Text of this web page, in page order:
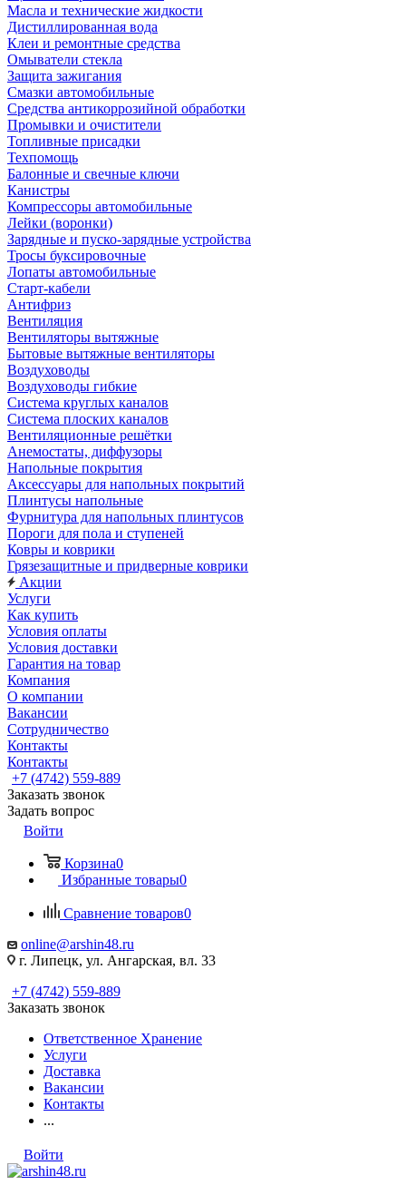
Масла и технические жидкости
Дистиллированная вода
Клеи и ремонтные средства
Омыватели стекла
Защита зажигания
Смазки автомобильные
Средства антикоррозийной обработки
Промывки и очистители
Топливные присадки
Техпомощь
Балонные и свечные ключи
Канистры
Компрессоры автомобильные
Лейки (воронки)
Зарядные и пуско-зарядные устройства
Тросы буксировочные
Лопаты автомобильные
Старт-кабели
Антифриз
Вентиляция
Вентиляторы вытяжные
Бытовые вытяжные вентиляторы
Воздуховоды
Воздуховоды гибкие
Система круглых каналов
Система плоских каналов
Вентиляционные решётки
Анемостаты, диффузоры
Напольные покрытия
Аксессуары для напольных покрытий
Плинтусы напольные
Фурнитура для напольных плинтусов
Пороги для пола и ступеней
Ковры и коврики
Грязезащитные и придверные коврики
Акции
Услуги
Как купить
Условия оплаты
Условия доставки
Гарантия на товар
Компания
О компании
Вакансии
Сотрудничество
Контакты
Контакты
+7 (4742) 559-889
Заказать звонок
Задать вопрос
Войти
Корзина0
Избранные товары0
Сравнение товаров0
online@arshin48.ru
г. Липецк, ул. Ангарская, вл. 33
+7 (4742) 559-889
Заказать звонок
Ответственное Хранение
Услуги
Доставка
Вакансии
Контакты
...
Войти